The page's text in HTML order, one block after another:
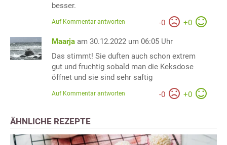
besser.
-0 +0
Auf Kommentar antworten
Maarja am 30.12.2022 um 06:05 Uhr
Das stimmt! Sie duften auch schon extrem
gut und fruchtig sobald man die Keksdose
öffnet und sie sind sehr saftig
-0 +0
Auf Kommentar antworten
ÄHNLICHE REZEPTE